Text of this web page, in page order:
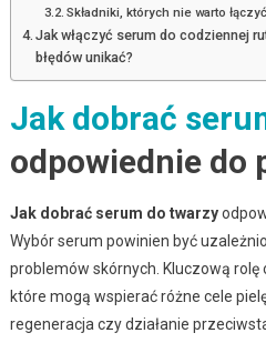
Składniki, których nie warto
Jak włączyć serum do codziennej
błędów unikać?
Jak dobrać
odpowiednie do
Jak dobrać serum do twarzy
Wybór serum powinien być
problemów skórnych. Kluczową rolę
które mogą wspierać różne cele
regeneracja czy działanie